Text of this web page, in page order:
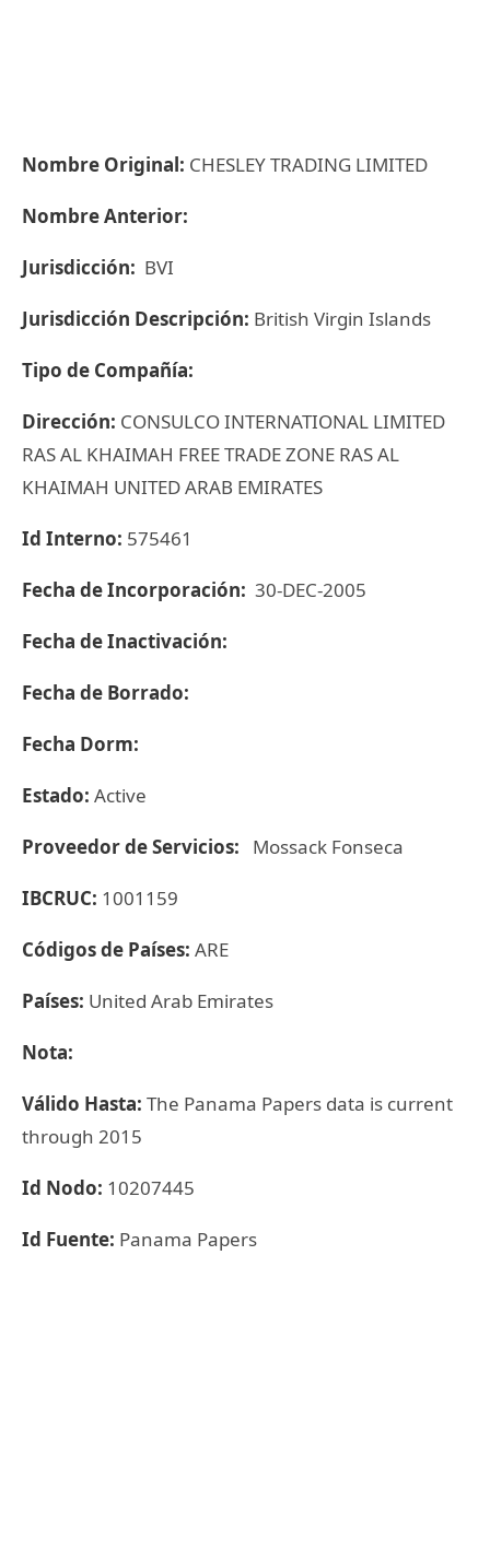
Nombre Original: CHESLEY TRADING LIMITED
Nombre Anterior:
Jurisdicción: BVI
Jurisdicción Descripción: British Virgin Islands
Tipo de Compañía:
Dirección: CONSULCO INTERNATIONAL LIMITED
RAS AL KHAIMAH FREE TRADE ZONE RAS AL
KHAIMAH UNITED ARAB EMIRATES
Id Interno: 575461
Fecha de Incorporación: 30-DEC-2005
Fecha de Inactivación:
Fecha de Borrado:
Fecha Dorm:
Estado: Active
Proveedor de Servicios: Mossack Fonseca
IBCRUC: 1001159
Códigos de Países: ARE
Países: United Arab Emirates
Nota:
Válido Hasta: The Panama Papers data is current
through 2015
Id Nodo: 10207445
Id Fuente: Panama Papers